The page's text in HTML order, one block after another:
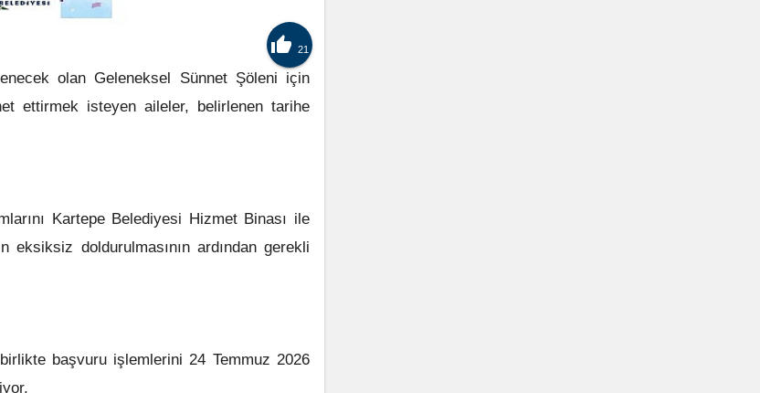
 21
olan Geleneksel Sünnet Şöleni için
ettirmek isteyen aileler, belirlenen tarihe
Kartepe Belediyesi Hizmet Binası ile
eksiksiz doldurulmasının ardından gerekli
başvuru işlemlerini 24 Temmuz 2026